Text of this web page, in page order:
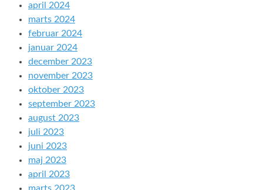
april 2024
marts 2024
februar 2024
januar 2024
december 2023
november 2023
oktober 2023
september 2023
august 2023
juli 2023
juni 2023
maj 2023
april 2023